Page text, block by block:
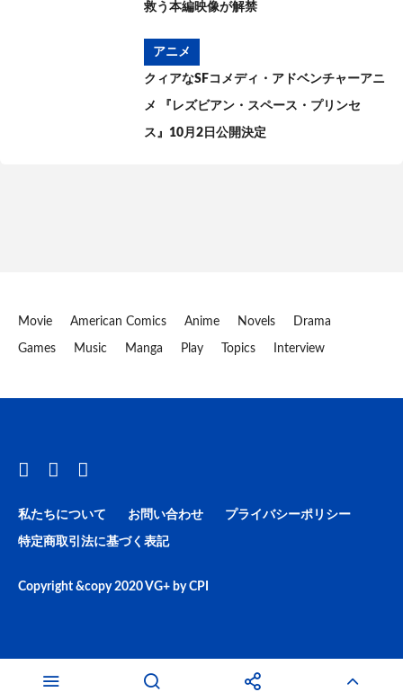
救う本編映像が解禁
アニメ
クィアなSFコメディ・アドベンチャーアニ
メ 『レズビアン・スペース・プリンセ
ス』10月2日公開決定
Movie American Comics Anime Novels Drama
Games Music Manga Play Topics Interview
私たちについて お問い合わせ プライバシーポリシー
特定商取引法に基づく表記
Copyright &copy 2020VG+ byCPI